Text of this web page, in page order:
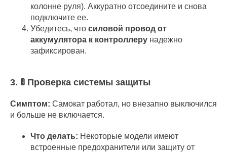
колонне руля). Аккуратно отсоедините и снова
подключите ее.
Убедитесь, что силовой провод от
аккумулятора к контроллеру надежно
зафиксирован.
3. 🚦 Проверка системы защиты
Симптом: Самокат работал, но внезапно выключился
и больше не включается.
Что делать: Некоторые модели имеют
встроенные предохранители или защиту от